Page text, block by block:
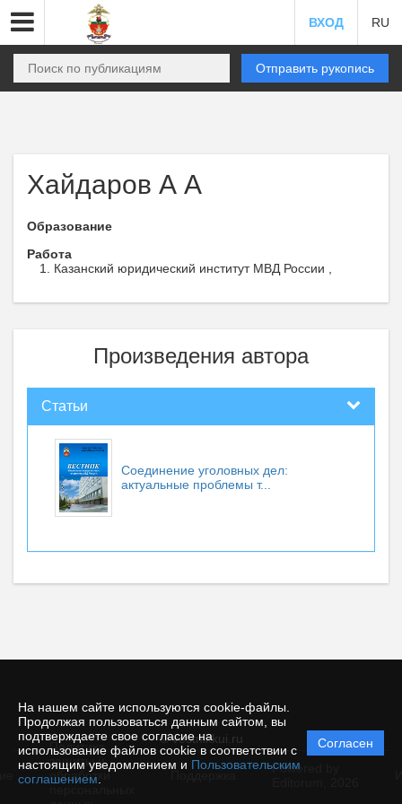
На нашем сайте используются cookie-файлы.
Продолжая пользоваться данным сайтом, вы
подтверждаете свое согласие на
использование файлов cookie в соответствии с
настоящим уведомлением и Пользовательским
соглашением
Согласен
ВХОД RU
Отправить рукопись
Хайдаров А А
Образование
Работа
Казанский юридический институт МВД России ,
Произведения автора
Статьи
Соединение уголовных дел:
актуальные проблемы т...
© vestnikkui.ru
Политика
защиты и
обработки
Powered by